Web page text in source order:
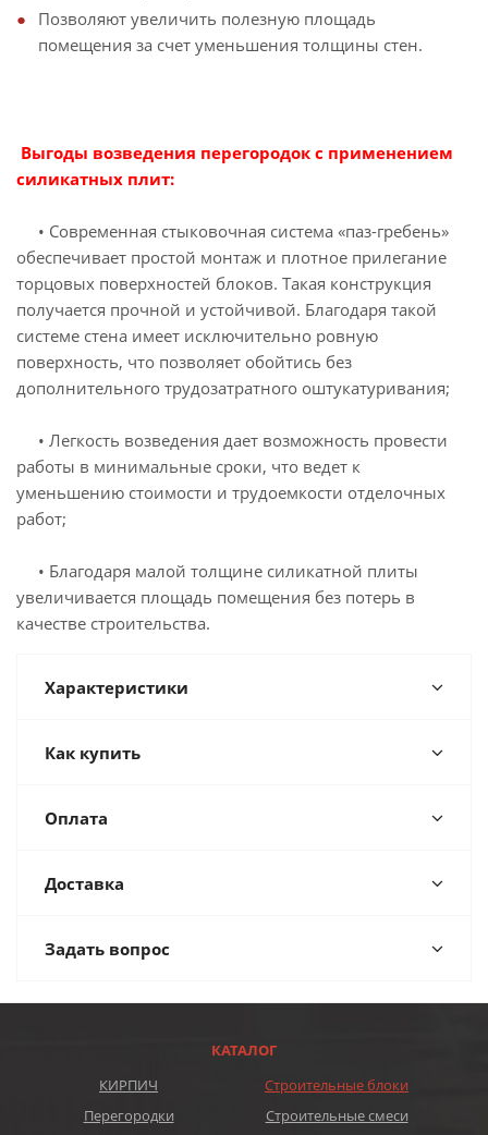
Позволяют увеличить полезную площадь
помещения за счет уменьшения толщины стен.
Выгоды возведения перегородок с применением
силикатных плит:
• Современная стыковочная система «паз-гребень»
обеспечивает простой монтаж и плотное прилегание
торцовых поверхностей блоков. Такая конструкция
получается прочной и устойчивой. Благодаря такой
системе стена имеет исключительно ровную
поверхность, что позволяет обойтись без
дополнительного трудозатратного оштукатуривания;
• Легкость возведения дает возможность провести
работы в минимальные сроки, что ведет к
уменьшению стоимости и трудоемкости отделочных
работ;
• Благодаря малой толщине силикатной плиты
увеличивается площадь помещения без потерь в
качестве строительства.
Характеристики
Как купить
Оплата
Доставка
Задать вопрос
КАТАЛОГ
КИРПИЧ
Строительные блоки
Перегородки
Строительные смеси